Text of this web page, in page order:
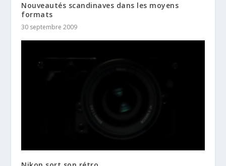
Nouveautés scandinaves dans les moyens
formats
30 septembre 2009